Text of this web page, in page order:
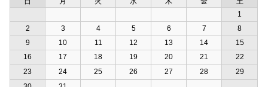
1
2
3 4 5 6 7
8
9
10 11 12 13 14
15
16
17 18 19 20 21
22
23
24 25 26 27 28
29